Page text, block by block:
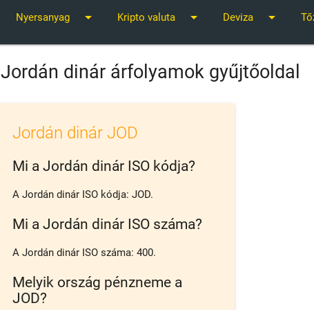
Nyersanyag arrow_drop_down Kripto valuta arrow_drop_down Deviza arrow_drop_down
Jordán dinár árfolyamok gyűjtőoldal
Jordán dinár JOD
Mi a Jordán dinár ISO kódja?
A Jordán dinár ISO kódja: JOD.
Mi a Jordán dinár ISO száma?
A Jordán dinár ISO száma: 400.
Melyik ország pénzneme a
JOD?